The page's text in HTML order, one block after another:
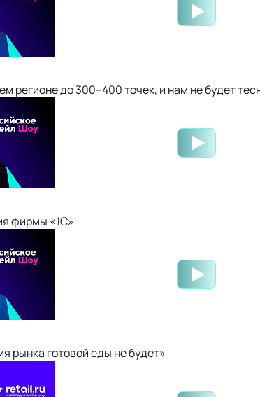
до 300–400 точек, и нам не будет
фирмы «1С»
рынка готовой еды не будет»